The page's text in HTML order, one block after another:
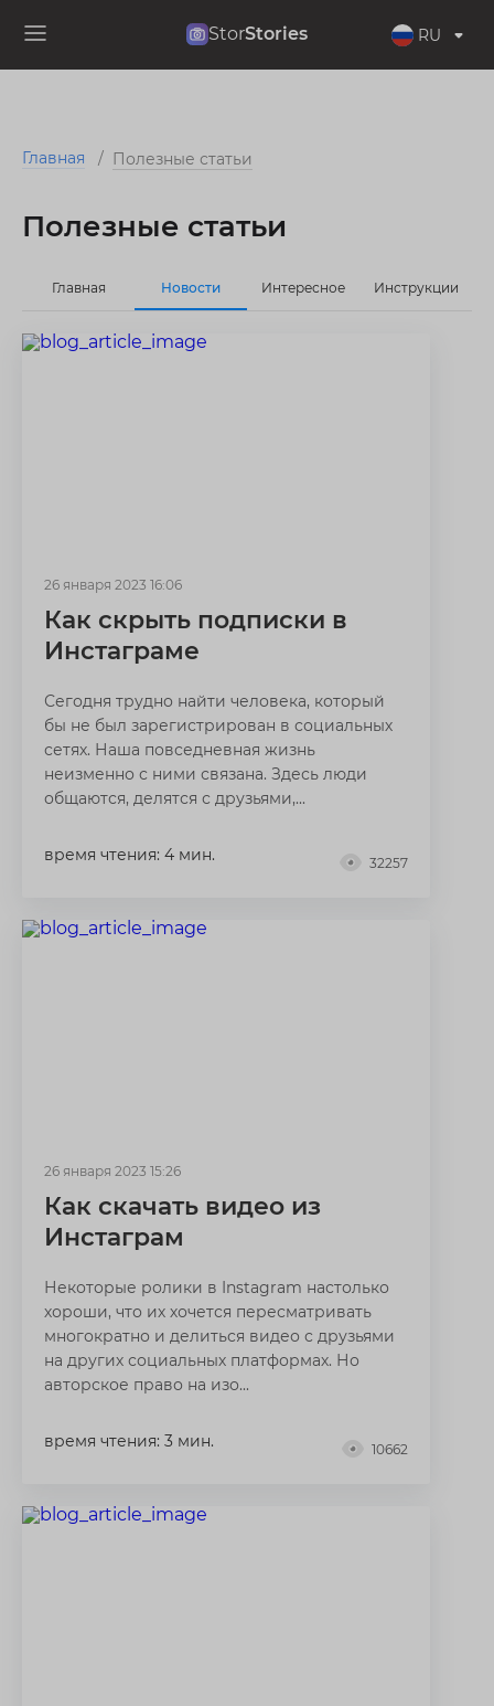
StorStories RU
Главная / Полезные статьи
Полезные статьи
Главная Новости Интересное Инструкции
26 января 2023 16:06
Как скрыть подписки в
Инстаграме
Сегодня трудно найти человека, который
бы не был зарегистрирован в социальных
сетях. Наша повседневная жизнь
неизменно с ними связана. Здесь люди
общаются, делятся с друзьями,...
время чтения: 4 мин. 32257
26 января 2023 15:26
Как скачать видео из
Инстаграм
Некоторые ролики в Instagram настолько
хороши, что их хочется пересматривать
многократно и делиться видео с друзьями
на других социальных платформах. Но
авторское право на изо...
время чтения: 3 мин. 10662